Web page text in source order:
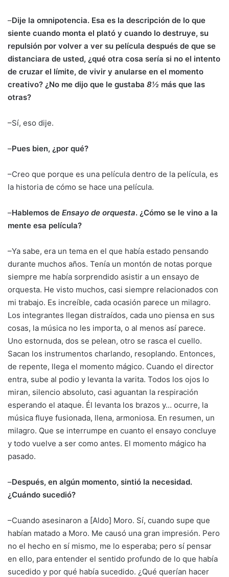
–Dije la omnipotencia. Esa es la descripción de lo que
siente cuando monta el plató y cuando lo destruye, su
repulsión por volver a ver su película después de que se
distanciara de usted, ¿qué otra cosa sería si no el intento
de cruzar el límite, de vivir y anularse en el momento
creativo? ¿No me dijo que le gustaba 8½ más que las
otras?
–Sí, eso dije.
–Pues bien, ¿por qué?
–Creo que porque es una película dentro de la película, es
la historia de cómo se hace una película.
–Hablemos de Ensayo de orquesta. ¿Cómo se le vino a la
mente esa película?
–Ya sabe, era un tema en el que había estado pensando
durante muchos años. Tenía un montón de notas porque
siempre me había sorprendido asistir a un ensayo de
orquesta. He visto muchos, casi siempre relacionados con
mi trabajo. Es increíble, cada ocasión parece un milagro.
Los integrantes llegan distraídos, cada uno piensa en sus
cosas, la música no les importa, o al menos así parece.
Uno estornuda, dos se pelean, otro se rasca el cuello.
Sacan los instrumentos charlando, resoplando. Entonces,
de repente, llega el momento mágico. Cuando el director
entra, sube al podio y levanta la varita. Todos los ojos lo
miran, silencio absoluto, casi aguantan la respiración
esperando el ataque. Él levanta los brazos y… ocurre, la
música fluye fusionada, llena, armoniosa. En resumen, un
milagro. Que se interrumpe en cuanto el ensayo concluye
y todo vuelve a ser como antes. El momento mágico ha
pasado.
–Después, en algún momento, sintió la necesidad.
¿Cuándo sucedió?
–Cuando asesinaron a [Aldo] Moro. Sí, cuando supe que
habían matado a Moro. Me causó una gran impresión. Pero
no el hecho en sí mismo, me lo esperaba; pero sí pensar
en ello, para entender el sentido profundo de lo que había
sucedido y por qué había sucedido. ¿Qué querían hacer